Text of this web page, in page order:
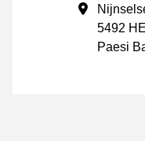
Indirizzo
5492
Paesi